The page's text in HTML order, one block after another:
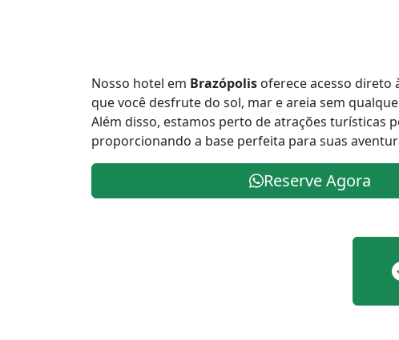
Nosso hotel em Brazópolis oferece acesso direto
que você desfrute do sol, mar e areia sem
Além disso, estamos perto de atrações turísticas
proporcionando a base perfeita para suas
Reserve Agora